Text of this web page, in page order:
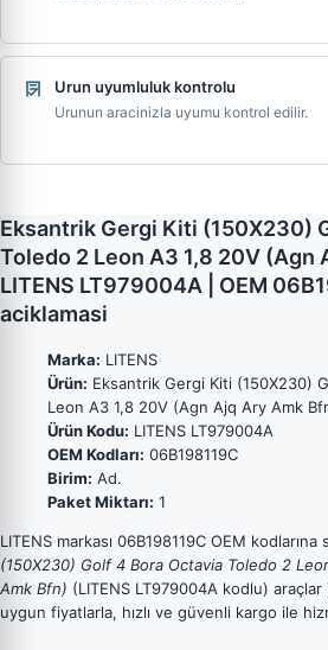
Urun uyumluluk kontrolu
Urunun aracinizla uyumu kontrol edilir.
Eksantrik Gergi Kiti (150X230)
Toledo 2 Leon A3 1,8 20V (Agn
LITENS LT979004A | OEM
aciklamasi
Marka: LITENS
Ürün: Eksantrik Gergi Kiti (150X230)
Leon A3 1,8 20V (Agn Ajq Ary Amk
Ürün Kodu: LITENS LT979004A
OEM Kodları: 06B198119C
Birim: Ad.
Paket Miktarı: 1
LITENS markası 06B198119C OEM kodlarına
(150X230) Golf 4 Bora Octavia Toledo 2
Amk Bfn) (LITENS LT979004A kodlu)
uygun fiyatlarla, hızlı ve güvenli kargo ile